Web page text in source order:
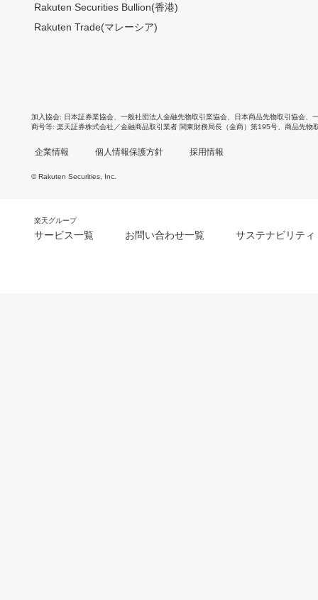
Rakuten Securities Bullion(香港)
Rakuten Trade(マレーシア)
加入協会 日本証券業協会 一般社団法人金融先物取引業協会 日本商品先物取引協会
商号等 楽天証券株式会社／金融商品取引業者 関東財務局長（金商）第195号、商品先物
企業情報 個人情報保護方針 採用情報
© Rakuten Securities, Inc.
楽天グループ
サービス一覧 お問い合わせ一覧 サステナビリティ